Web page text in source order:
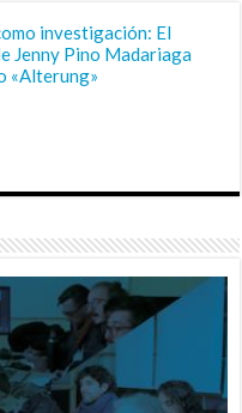
investigación: El
Jenny Pino Madariaga
«Alterung»